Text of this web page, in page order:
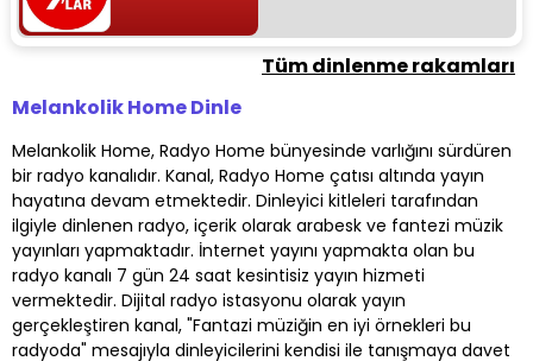
Tüm dinlenme rakamları
Melankolik Home Dinle
Melankolik Home, Radyo Home bünyesinde varlığını sürdüren
bir radyo kanalıdır. Kanal, Radyo Home çatısı altında yayın
hayatına devam etmektedir. Dinleyici kitleleri tarafından
ilgiyle dinlenen radyo, içerik olarak arabesk ve fantezi müzik
yayınları yapmaktadır. İnternet yayını yapmakta olan bu
radyo kanalı 7 gün 24 saat kesintisiz yayın hizmeti
vermektedir. Dijital radyo istasyonu olarak yayın
gerçekleştiren kanal, "Fantazi müziğin en iyi örnekleri bu
radyoda" mesajıyla dinleyicilerini kendisi ile tanışmaya davet